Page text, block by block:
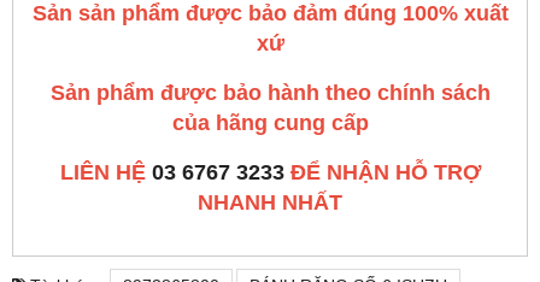
Sản sản phẩm được bảo đảm đúng 100% xuất
xứ
Sản phẩm được bảo hành theo chính sách
của hãng cung cấp
LIÊN HỆ 03 6767 3233ĐỂ NHẬN HỖ TRỢ
NHANH NHẤT